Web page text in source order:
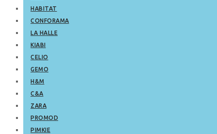
HABITAT
CONFORAMA
LA HALLE
KIABI
CELIO
GEMO
H&M
C&A
ZARA
PROMOD
PIMKIE